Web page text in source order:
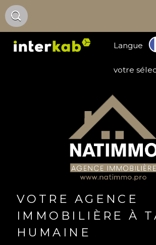
Langue
votre
VOTRE AGENCE
IMMOBILIÈRE À
HUMAINE